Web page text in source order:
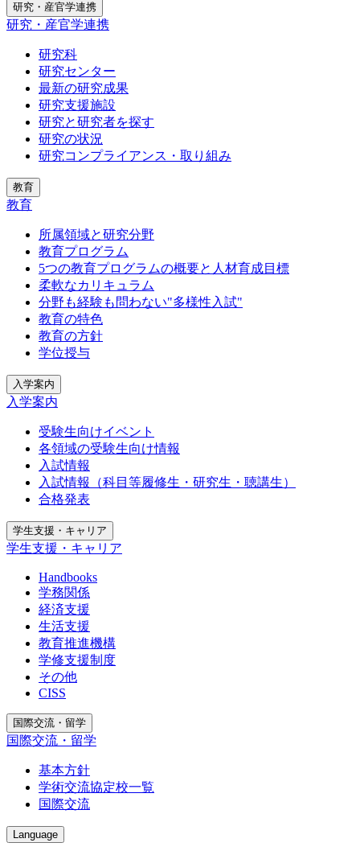
研究・産官学連携
研究・産官学連携
研究科
研究センター
最新の研究成果
研究支援施設
研究と研究者を探す
研究の状況
研究コンプライアンス・取り組み
教育
教育
所属領域と研究分野
教育プログラム
5つの教育プログラムの概要と人材育成目標
柔軟なカリキュラム
分野も経験も問わない"多様性入試"
教育の特色
教育の方針
学位授与
入学案内
入学案内
受験生向けイベント
各領域の受験生向け情報
入試情報
入試情報（科目等履修生・研究生・聴講生）
合格発表
学生支援・キャリア
学生支援・キャリア
Handbooks
学務関係
経済支援
生活支援
教育推進機構
学修支援制度
その他
CISS
国際交流・留学
国際交流・留学
基本方針
学術交流協定校一覧
国際交流
Language